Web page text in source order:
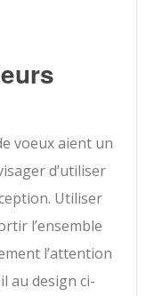
voeux aient un
d’utiliser
Utiliser
l’ensemble
l’attention
au design ci-